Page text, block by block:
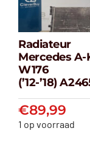
klasse
(’12-’18)
€89,99
Radiateur
Mercedes A-
W176
(’12-’18)
€89,99
1 op voorraad